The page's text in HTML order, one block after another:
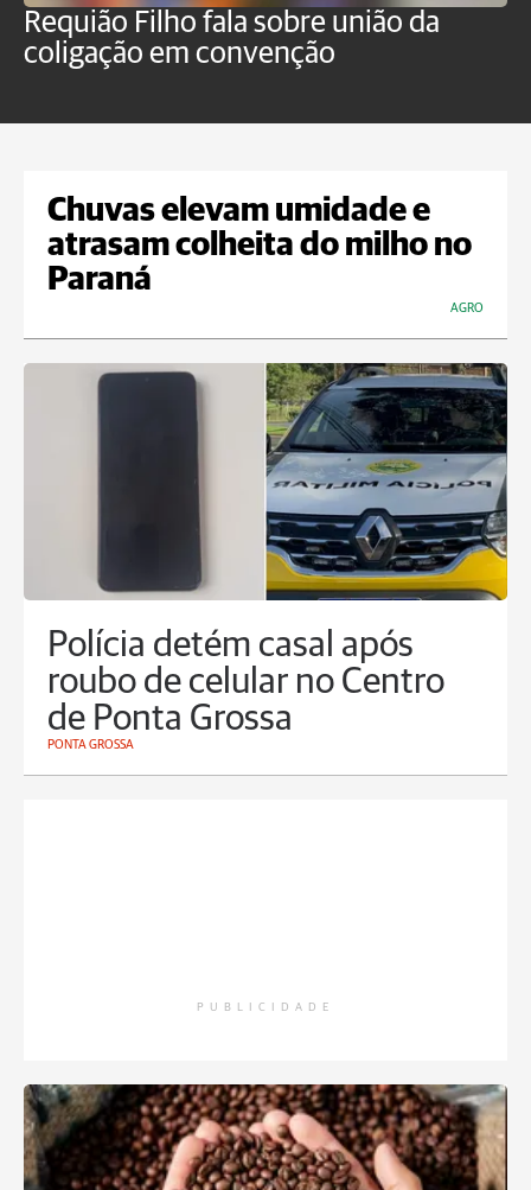
Requião Filho fala sobre união da
coligação em convenção
Chuvas elevam umidade e
atrasam colheita do milho no
Paraná
AGRO
Polícia detém casal após
roubo de celular no Centro
de Ponta Grossa
PONTA GROSSA
PUBLICIDADE